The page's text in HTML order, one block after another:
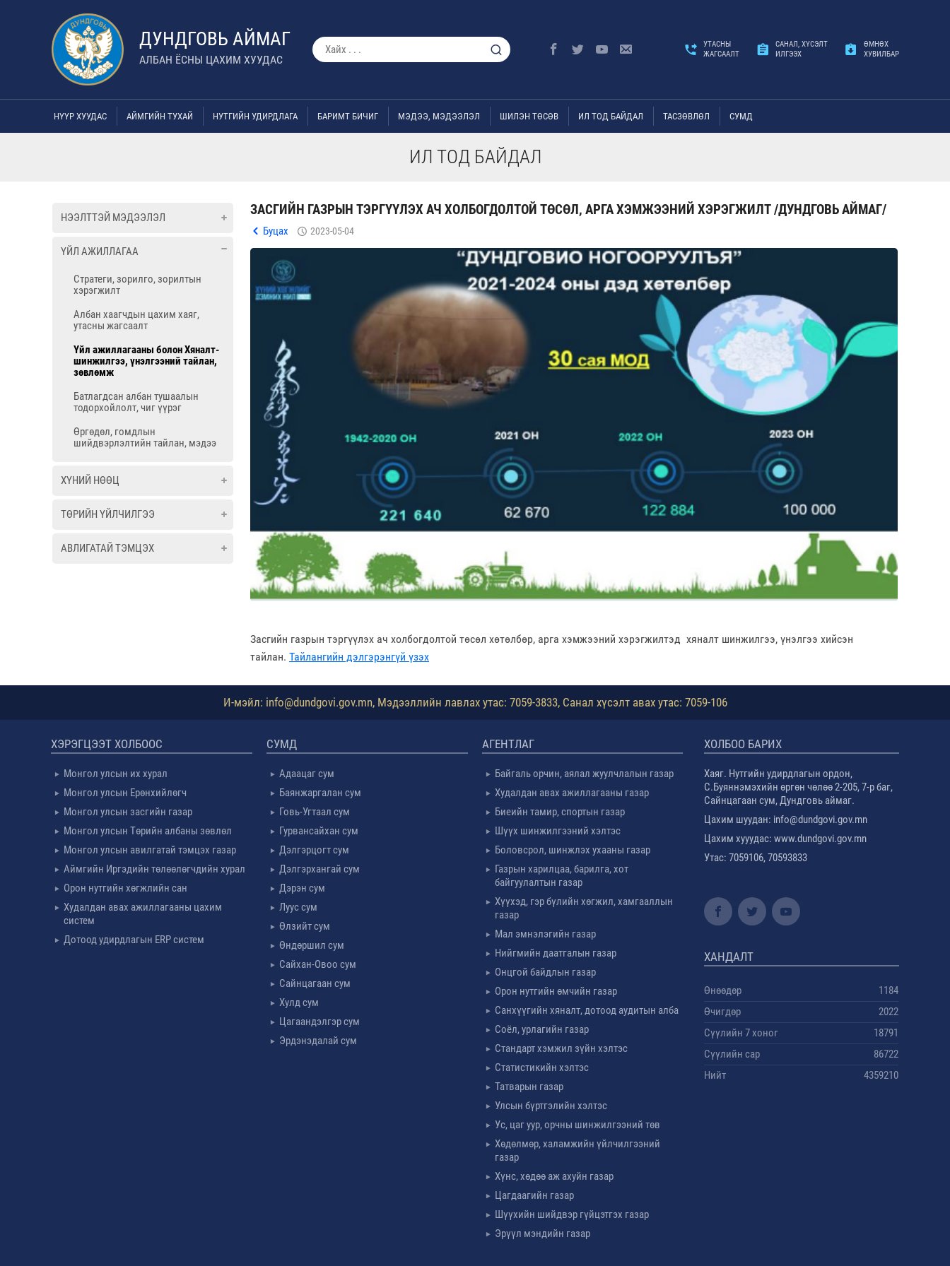
ДУНДГОВЬ АЙМАГ
АЛБАН ЁСНЫ ЦАХИМ ХУУДАС
УТАСНЫ
ЖАГСААЛТ
САНАЛ, ХҮСЭЛТ
ИЛГЭЭХ
ӨМНӨХ
ХУВИЛБАР
НҮҮР ХУУДАС АЙМГИЙН ТУХАЙ НУТГИЙН УДИРДЛАГА БАРИМТ БИЧИГ МЭДЭЭ, МЭДЭЭЛЭЛ ШИЛЭН ТӨСӨВ ИЛ ТОД БАЙДАЛ ТАСЗӨВЛӨЛ СУМД
ИЛ ТОД БАЙДАЛ
НЭЭЛТТЭЙ МЭДЭЭЛЭЛ
ҮЙЛ АЖИЛЛАГАА
Стратеги, зорилго, зорилтын
хэрэгжилт
Албан хаагчдын цахим хаяг,
утасны жагсаалт
Үйл ажиллагааны болон Хяналт-
шинжилгээ, үнэлгээний тайлан,
зөвлөмж
Батлагдсан албан тушаалын
тодорхойлолт, чиг үүрэг
Өргөдөл, гомдлын
шийдвэрлэлтийн тайлан, мэдээ
ХҮНИЙ НӨӨЦ
ТӨРИЙН ҮЙЛЧИЛГЭЭ
АВЛИГАТАЙ ТЭМЦЭХ
ЗАСГИЙН ГАЗРЫН ТЭРГҮҮЛЭХ АЧ ХОЛБОГДОЛТОЙ ТӨСӨЛ, АРГА ХЭМЖЭЭНИЙ ХЭРЭГЖИЛТ /ДУНДГОВЬ АЙМАГ/
Буцах 2023-05-04
Засгийн газрын тэргүүлэх ач холбогдолтой төсөл хөтөлбөр, арга хэмжээний хэрэгжилтэд хяналт шинжилгээ, үнэлгээ хийсэн
тайлан. Тайлангийн дэлгэрэнгүй үзэх
И-мэйл: info@dundgovi.gov.mn, Мэдээллийн лавлах утас: 7059-3833, Санал хүсэлт авах утас: 7059-106
ХЭРЭГЦЭЭТ ХОЛБООС
Монгол улсын их хурал
Монгол улсын Ерөнхийлөгч
Монгол улсын засгийн газар
Монгол улсын Төрийн албаны зөвлөл
Монгол улсын авилгатай тэмцэх газар
Аймгийн Иргэдийн төлөөлөгчдийн хурал
Орон нутгийн хөгжлийн сан
Худалдан авах ажиллагааны цахим
систем
Дотоод удирдлагын ERP систем
СУМД
Адаацаг сум
Баянжаргалан сум
Говь-Угтаал сум
Гурвансайхан сум
Дэлгэрцогт сум
Дэлгэрхангай сум
Дэрэн сум
Луус сум
Өлзийт сум
Өндөршил сум
Сайхан-Овоо сум
Сайнцагаан сум
Хулд сум
Цагаандэлгэр сум
Эрдэнэдалай сум
АГЕНТЛАГ
Байгаль орчин, аялал жуулчлалын газар
Худалдан авах ажиллагааны газар
Биеийн тамир, спортын газар
Шүүх шинжилгээний хэлтэс
Боловсрол, шинжлэх ухааны газар
Газрын харилцаа, барилга, хот
байгуулалтын газар
Хүүхэд, гэр бүлийн хөгжил, хамгааллын
газар
Мал эмнэлэгийн газар
Нийгмийн даатгалын газар
Онцгой байдлын газар
Орон нутгийн өмчийн газар
Санхүүгийн хяналт, дотоод аудитын алба
Соёл, урлагийн газар
Стандарт хэмжил зүйн хэлтэс
Статистикийн хэлтэс
Татварын газар
Улсын бүртгэлийн хэлтэс
Ус, цаг уур, орчны шинжилгээний төв
Хөдөлмөр, халамжийн үйлчилгээний
газар
Хүнс, хөдөө аж ахуйн газар
Цагдаагийн газар
Шүүхийн шийдвэр гүйцэтгэх газар
Эрүүл мэндийн газар
ХОЛБОО БАРИХ
Хаяг. Нутгийн удирдлагын ордон,
С.Буяннэмэхийн өргөн чөлөө 2-205, 7-р баг,
Сайнцагаан сум, Дундговь аймаг.
Цахим шуудан: info@dundgovi.gov.mn
Цахим хууудас: www.dundgovi.gov.mn
Утас: 7059106, 70593833
ХАНДАЛТ
Өнөөдөр
1184
Өчигдөр
2022
Сүүлийн 7 хоног
18791
Сүүлийн сар
86722
Нийт
4359210